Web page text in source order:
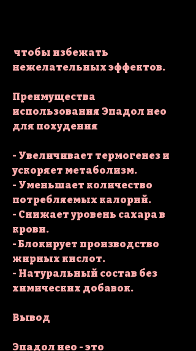
нежелательных эффектов.
Преимущества
использования Эпадол нео
для похудения
- Увеличивает термогенез и
ускоряет метаболизм.
- Уменьшает количество
потребляемых калорий.
- Снижает уровень сахара в
крови.
- Блокирует производство
жирных кислот.
- Натуральный состав без
химических добавок.
Вывод
Эпадол нео - это